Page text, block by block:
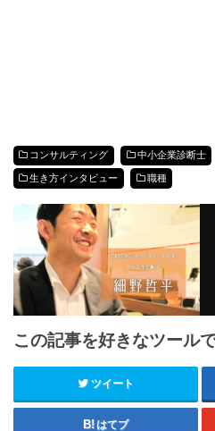
コンサルティング 中小企業診断士
生き方インタビュー 職種
この記事を好きなツール
ツイート
はてブ